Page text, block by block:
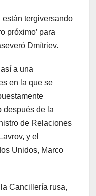
están tergiversando
próximo’ para
Dmítriev.
a una
en la que se
después de la
de Relaciones
y el
Unidos, Marco
Cancillería rusa,